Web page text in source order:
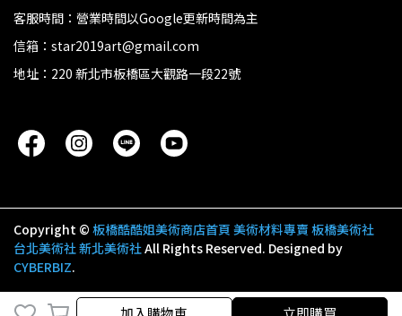
加入購物車
客服時間：營業時間以Google更新時間為主
信箱：star2019art@gmail.com
地址：220 新北市板橋區大觀路一段22號
Copyright © 板橋酷酷姐美術商店首頁 美術材料專賣 板橋美術社
台北美術社 新北美術社All Rights Reserved. Designed by
CYBERBIZ.